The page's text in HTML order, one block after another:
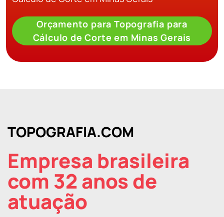
Orçamento para Topografia para
Cálculo de Corte em Minas Gerais
TOPOGRAFIA.COM
Empresa brasileira
com 32 anos de
atuação